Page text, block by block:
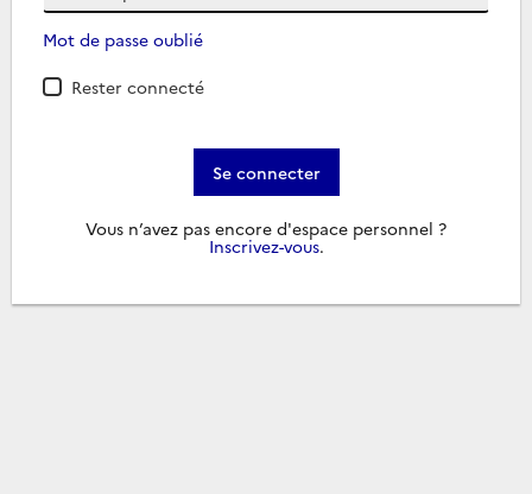
Mot de passe oublié
Rester connecté
Se connecter
Vous n’avez pas encore d'espace personnel ?
Inscrivez-vous.